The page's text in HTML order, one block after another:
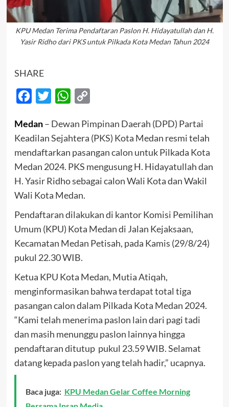
KPU Medan Terima Pendaftaran Paslon H. Hidayatullah dan H.
Yasir Ridho dari PKS untuk Pilkada Kota Medan Tahun 2024
SHARE
Facebook
Twitter WhatsApp
Medan– Dewan Pimpinan Daerah (DPD) Partai
Keadilan Sejahtera (PKS) Kota Medan resmi telah
mendaftarkan pasangan calon untuk Pilkada Kota
Medan 2024. PKS mengusung H. Hidayatullah dan
H. Yasir Ridho sebagai calon Wali Kota dan Wakil
Wali Kota Medan.
Pendaftaran dilakukan di kantor Komisi Pemilihan
Umum (KPU) Kota Medan di Jalan Kejaksaan,
Kecamatan Medan Petisah, pada Kamis (29/8/24)
pukul 22.30 WIB.
Ketua KPU Kota Medan, Mutia Atiqah,
menginformasikan bahwa terdapat total tiga
pasangan calon dalam Pilkada Kota Medan 2024.
“Kami telah menerima paslon lain dari pagi tadi
dan masih menunggu paslon lainnya hingga
pendaftaran ditutup pukul 23.59 WIB. Selamat
datang kepada paslon yang telah hadir,” ucapnya.
Baca juga: KPU Medan Gelar Coffee Morning